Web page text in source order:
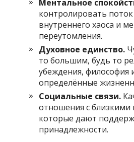
Ментальное
контролировать
внутреннего хаоса и
переутомления.
Духовное единство.
то большим, будь то
убеждения, философия
определённые
Социальные связи.
отношения с
которые дают
принадлежности.